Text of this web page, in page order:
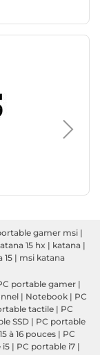
PC
Lenovo
gamer msi |
15 hx | katana |
15 | msi katana
portable gamer |
| Notebook | PC
tactile | PC
SSD | PC portable
à 16 pouces | PC
i5 | PC portable i7 |